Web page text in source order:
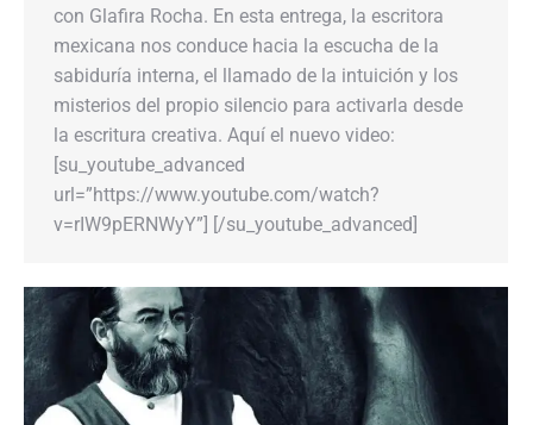
con Glafira Rocha. En esta entrega, la escritora
mexicana nos conduce hacia la escucha de la
sabiduría interna, el llamado de la intuición y los
misterios del propio silencio para activarla desde
la escritura creativa. Aquí el nuevo video:
[su_youtube_advanced
url=”https://www.youtube.com/watch?
v=rIW9pERNWyY”] [/su_youtube_advanced]